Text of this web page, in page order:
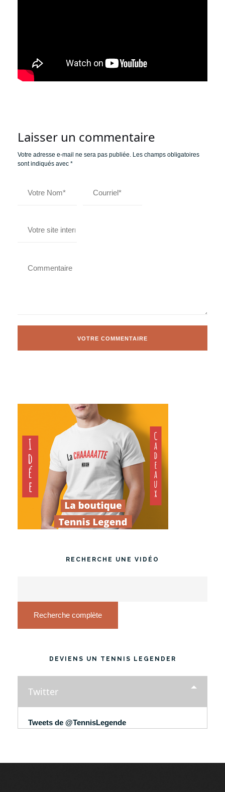
Laisser un commentaire
Votre adresse e-mail ne sera pas publiée. Les champs obligatoires
sont indiqués avec *
RECHERCHE UNE VIDÉO
Recherche complète
DEVIENS UN TENNIS LEGENDER
Twitter
Tweets de @TennisLegende